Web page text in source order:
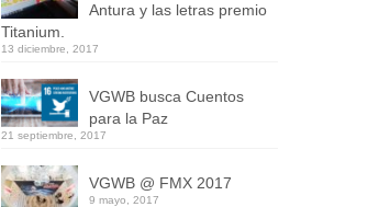
Antura y las letras premio
Titanium.
13 diciembre, 2017
VGWB busca Cuentos
para la Paz
21 septiembre, 2017
VGWB @ FMX 2017
9 mayo, 2017